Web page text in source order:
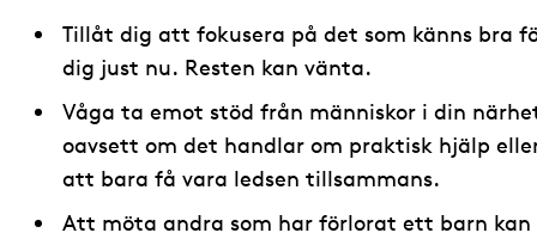
Tillåt dig att fokusera på det som känns bra
dig just nu. Resten kan vänta.
Våga ta emot stöd från människor i din
oavsett om det handlar om praktisk hjälp
att bara få vara ledsen tillsammans.
Att möta andra som har förlorat ett barn kan